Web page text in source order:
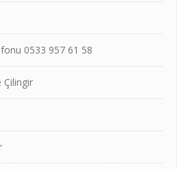
0533 957 61 58
Çilingir